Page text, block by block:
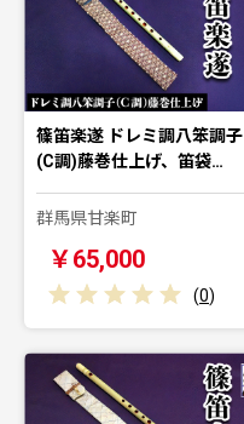
篠笛楽遂 ドレミ調八笨調子
(C調)藤巻仕上げ、笛袋…
群馬県甘楽町
￥65,000
(0)